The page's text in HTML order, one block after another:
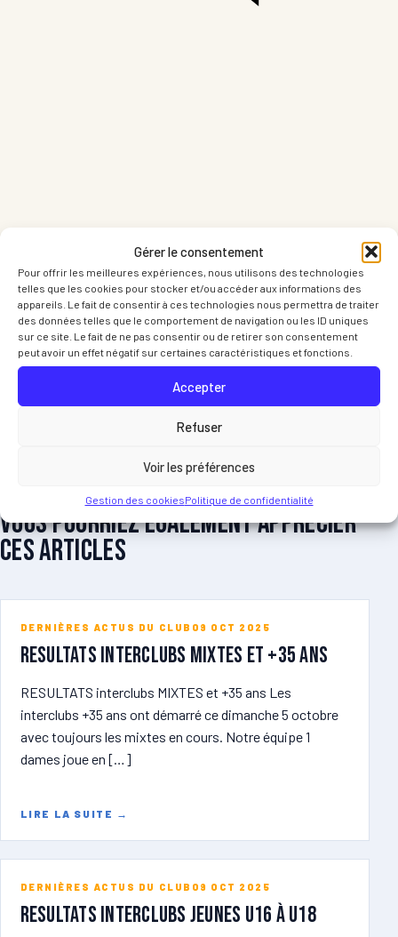
Gérer le consentement
Pour offrir les meilleures expériences, nous utilisons des technologies
telles que les cookies pour stocker et/ou accéder aux informations des
appareils. Le fait de consentir à ces technologies nous permettra de traiter
des données telles que le comportement de navigation ou les ID uniques
sur ce site. Le fait de ne pas consentir ou de retirer son consentement
peut avoir un effet négatif sur certaines caractéristiques et fonctions.
Accepter
Refuser
Voir les préférences
Gestion des cookiesPolitique de confidentialité
Vous pourriez egalement apprecier
ces articles
DERNIÈRES ACTUS DU CLUB 09 OCT 2025
RESULTATS Interclubs MIXTES et +35 ans
RESULTATS interclubs MIXTES et +35 ans Les
interclubs +35 ans ont démarré ce dimanche 5 octobre
avec toujours les mixtes en cours. Notre équipe 1
dames joue en […]
LIRE LA SUITE →
DERNIÈRES ACTUS DU CLUB 09 OCT 2025
RESULTATS INTERCLUBS JEUNES U16 à U18